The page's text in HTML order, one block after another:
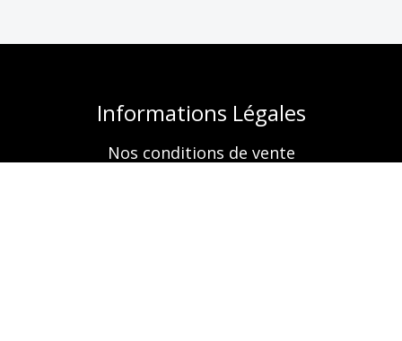
Informations Légales
Nos conditions de vente